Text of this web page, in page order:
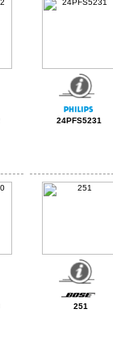
24PFS5231
251